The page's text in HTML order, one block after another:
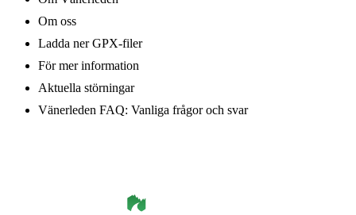
Om oss
Ladda ner GPX-filer
För mer information
Aktuella störningar
Vänerleden FAQ: Vanliga frågor och svar